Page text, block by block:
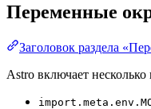
Переменные
Заголовок раздела
Astro включает